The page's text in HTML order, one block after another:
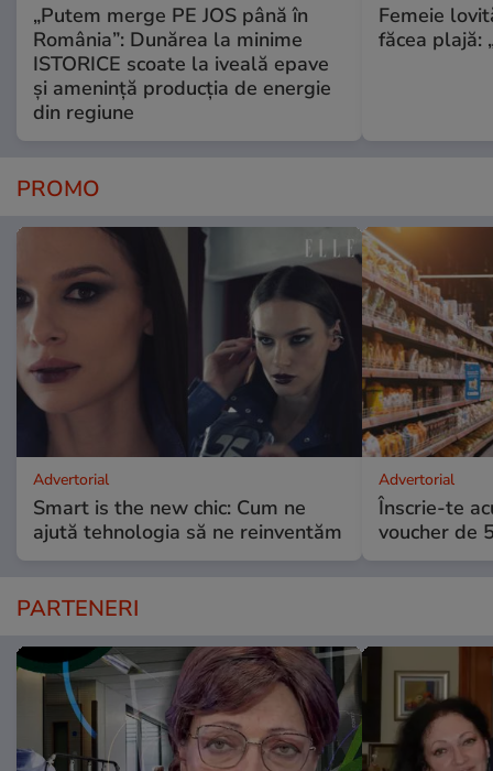
„Putem merge PE JOS până în
România”: Dunărea la minime
ISTORICE scoate la iveală epave
și amenință producția de energie
din regiune
Femeie
făcea plajă:
PROMO
Advertorial
Smart is the new chic: Cum ne
ajută tehnologia să ne reinventăm
Advertorial
Înscrie-te
voucher de
PARTENERI